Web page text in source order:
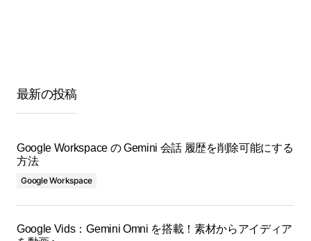
最新の投稿
Google Workspace の Gemini 会話 履歴を削除可能にする
方法
Google Workspace
Google Vids：Gemini Omni を搭載！素材からアイディア